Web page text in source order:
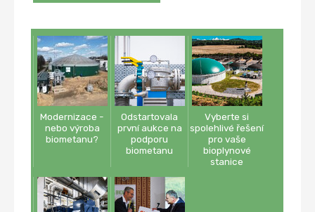
Modernizace -
nebo výroba
biometanu?
Odstartovala
první aukce na
podporu
biometanu
Vyberte si
spolehlivé řešení
pro vaše
bioplynové
stanice